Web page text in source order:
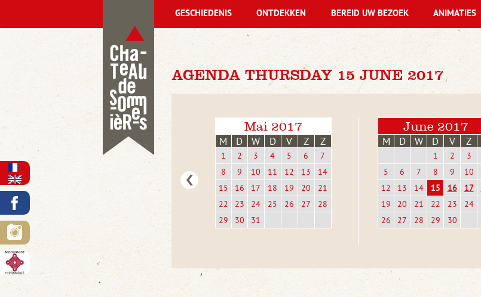
AGENDA THURSDAY 15 JUNE 2017
Mai 2017
M D W D V Z Z
1 2 3 4 5 6
7
8
9 10 11 12 13
14
15
16 17 18 19 20
21
22
23 24 25 26 27
28
29
30 31
June 2017
M D W D V Z
1 2 3
5
6 7 8 9 10
12
13 14 15 16 17
19
20 21 22 23 24
26
27 28 29 30
GESCHIEDENIS ONTDEKKEN BEREID UW BEZOEK ANIMATIES